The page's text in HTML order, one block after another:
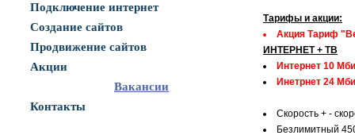
Подключение интернет
Создание сайтов
Продвижение сайтов
Акции
Вакансии
Контакты
Тарифы и акции:
Акция Тариф
ИНТЕРНЕТ + ТВ
Интернет 10
Инетрнет 24
Скорость + -
Безлимитный